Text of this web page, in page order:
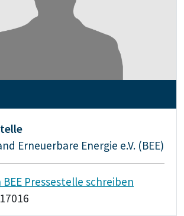
Erneuerbare Energie e.V. (BEE)
BEE Pressestelle schreiben